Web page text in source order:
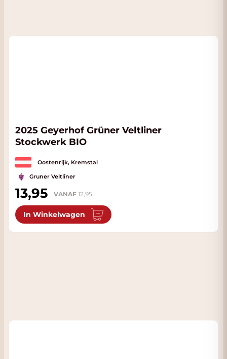
2025 Geyerhof Grüner Veltliner
Stockwerk BIO
Oostenrijk, Kremstal
Gruner Veltliner
13,95 VANAF 12,95
In Winkelwagen